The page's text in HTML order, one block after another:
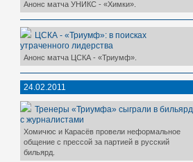
Анонс матча УНИКС - «Химки».
ЦСКА - «Триумф»: в поисках
утраченного лидерства
Анонс матча ЦСКА - «Триумф».
24.02.2011
Тренеры «Триумфа» сыграли в бильярд
с журналистами
Хомичюс и Карасёв провели неформальное
общение с прессой за партией в русский
бильярд.